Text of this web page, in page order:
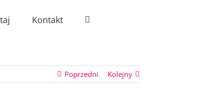
Kontakt
Poprzedni Kolejny